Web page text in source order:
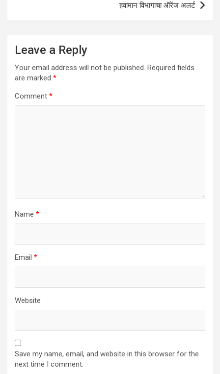
हवामान विभागाचा ऑरेंज अलर्ट
Leave a Reply
Your email address will not be published. Required fields
are marked *
Comment *
Name *
Email *
Website
Save my name, email, and website in this browser for the
next time I comment.